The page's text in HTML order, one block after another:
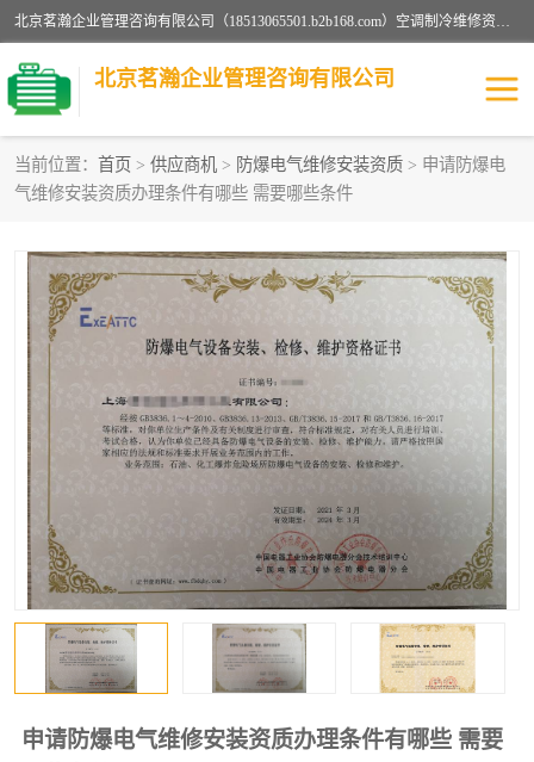
北京茗瀚企业管理咨询有限公司（18513065501.b2b168.com）空调制冷维修资质,油烟管道清洗资质,清洗行业资质公司秉承“顾客至上，锐意进缺的经营理念，我们提供高质量的产品，坚持“客户”的原则为广大客户提供贴心服务。如果你对公司的产品感兴趣，可以联系高经理，我们会用好的产品和服务让您满意。
北京茗瀚企业管理咨询有限公司
当前位置： 首页 > 供应商机 > 防爆电气维修安装资质 > 申请防爆电
气维修安装资质办理条件有哪些 需要哪些条件
申请防爆电气维修安装资质办理条件有哪些 需要
烟道清洗资质 设备维修安装资质
清洗资质 认证服务
防爆电气维修安装资质 空调制冷维修安装资质